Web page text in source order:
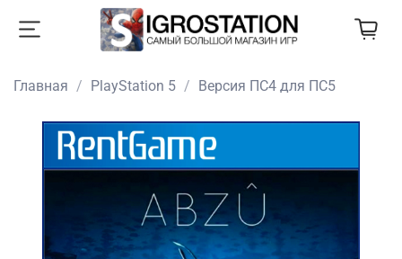
Главная PlayStation 5 Версия ПС4 для ПС5